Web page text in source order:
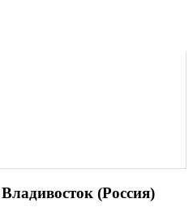
(Россия)